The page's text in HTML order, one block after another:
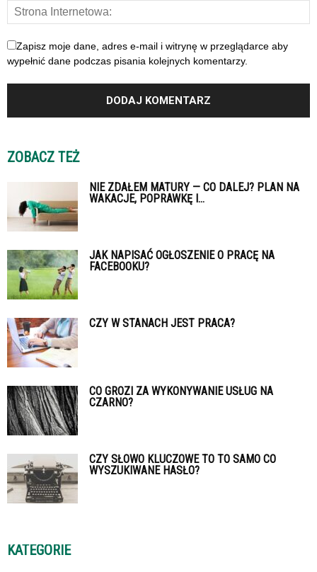
Zapisz moje dane, adres e-mail i witrynę w przeglądarce aby
wypełnić dane podczas pisania kolejnych komentarzy.
ZOBACZ TEŻ
NIE ZDAŁEM MATURY — CO DALEJ? PLAN NA
WAKACJE, POPRAWKĘ I...
JAK NAPISAĆ OGŁOSZENIE O PRACĘ NA
FACEBOOKU?
CZY W STANACH JEST PRACA?
CO GROZI ZA WYKONYWANIE USŁUG NA
CZARNO?
CZY SŁOWO KLUCZOWE TO TO SAMO CO
WYSZUKIWANE HASŁO?
KATEGORIE